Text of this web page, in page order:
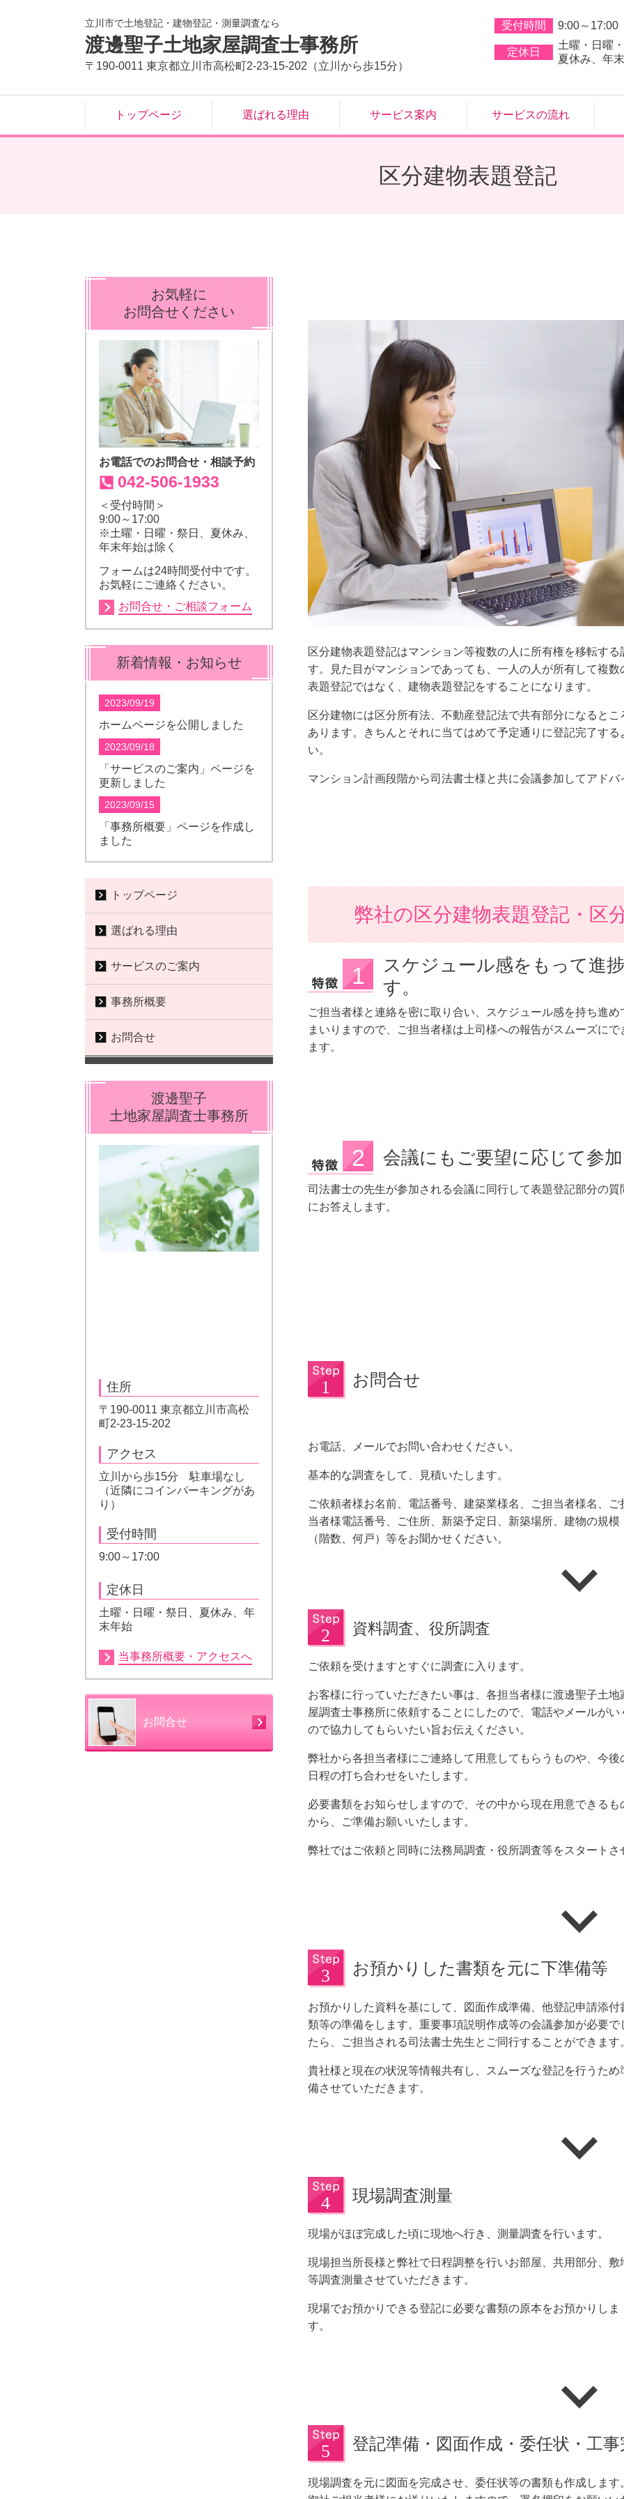
立川市で土地登記・建物登記・測量調査なら
渡邊聖子土地家屋調査士事務所
〒190-0011 東京都立川市高松町2-23-15-202 （立川から歩15分）
受付時間 9:00～17:00
定休日
土曜・日曜
夏休み、年
トップページ 選ばれる理由 サービス案内 サービスの流れ
区分建物表題登記
区分建物表題登記はマンション等複数の人に所有権を移転す
す。見た目がマンションであっても、一人の人が所有して複
表題登記ではなく、建物表題登記をすることになります。
区分建物には区分所有法、不動産登記法で共有部分になると
あります。きちんとそれに当てはめて予定通りに登記完了す
い。
マンション計画段階から司法書士様と共に会議参加してアド
弊社の区分建物表題登記・区
スケジュール感をもって進
す。
ご担当者様と連絡を密に取り合い、スケジュール感を持ち進め
まいりますので、ご担当者様は上司様への報告がスムーズにで
ます。
会議にもご要望に応じて参
司法書士の先生が参加される会議に同行して表題登記部分の質
にお答えします。
お問合せ
お電話、メールでお問い合わせください。
基本的な調査をして、見積いたします。
ご依頼者様お名前、電話番号、建築業様名、ご担当者様名、ご
当者様電話番号、ご住所、新築予定日、新築場所、建物の規模
（階数、何戸）等をお聞かせください。
資料調査、役所調査
ご依頼を受けますとすぐに調査に入ります。
お客様に行っていただきたい事は、各担当者様に渡邊聖子土地
屋調査士事務所に依頼することにしたので、電話やメールがい
ので協力してもらいたい旨お伝えください。
弊社から各担当者様にご連絡して用意してもらうものや、今後
日程の打ち合わせをいたします。
必要書類をお知らせしますので、その中から現在用意できるも
から、ご準備お願いいたします。
弊社ではご依頼と同時に法務局調査・役所調査等をスタートさ
お預かりした書類を元に下準備等
お預かりした資料を基にして、図面作成準備、他登記申請添付
類等の準備をします。重要事項説明作成等の会議参加が必要で
たら、ご担当される司法書士先生とご同行することができます
貴社様と現在の状況等情報共有し、スムーズな登記を行うため
備させていただきます。
現場調査測量
現場がほぼ完成した頃に現地へ行き、測量調査を行います。
現場担当所長様と弊社で日程調整を行いお部屋、共用部分、敷
等調査測量させていただきます。
現場でお預かりできる登記に必要な書類の原本をお預かりしま
す。
登記準備・図面作成・委任状・工
現場調査を元に図面を完成させ、委任状等の書類も作成します
お気軽に
お問合せください
お電話でのお問合せ・相談予約
042-506-1933
＜受付時間＞
9:00～17:00
※土曜・日曜・祭日、夏休み、
年末年始は除く
フォームは24時間受付中です。
お気軽にご連絡ください。
お問合せ・ご相談フォーム
新着情報・お知らせ
2023/09/19
ホームページを公開しました
2023/09/18
「サービスのご案内」ページを
更新しました
2023/09/15
「事務所概要」ページを作成し
ました
トップページ
選ばれる理由
サービスのご案内
事務所概要
お問合せ
渡邊聖子
土地家屋調査士事務所
住所
〒190-0011 東京都立川市高松
町2-23-15-202
アクセス
立川から歩15分 駐車場なし
（近隣にコインパーキングがあ
り）
受付時間
9:00～17:00
定休日
土曜・日曜・祭日、夏休み、年
末年始
当事務所概要・アクセスへ
お問合せ